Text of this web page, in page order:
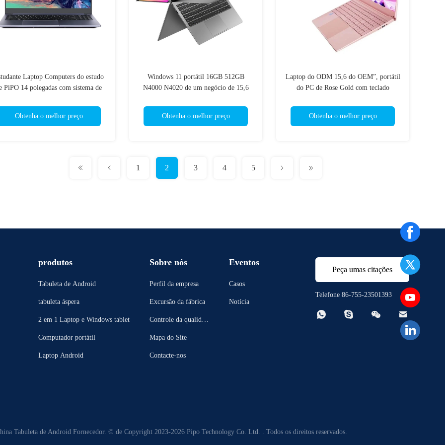
Laptop Computers do estudo
PiPO 14 polegadas com sistema de
Obtenha o melhor preço
Windows 11 portátil 16GB 512GB
N4000 N4020 de um negócio de 15,6
Obtenha o melhor preço
Laptop do ODM 15,6 do OEM”, portátil
do PC de Rose Gold com teclado
Obtenha o melhor preço
1 2 3 4 5
produtos
Tabuleta de Android
tabuleta áspera
2 em 1 Laptop e Windows tablet
Computador portátil
Laptop Android
Sobre nós
Perfil da empresa
Excursão da fábrica
Controle da qualidad
Mapa do Site
Contacte-nos
Eventos
Casos
Notícia
Peça umas citações
Telefone 86-755-23501393
   
Tabuleta de Android Fornecedor. © de Copyright 2023-2026 Pipo Technology Co. Ltd. . Todos os direitos reservados.